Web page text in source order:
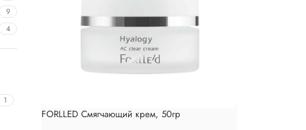
9
4
1
FORLLED Смягчающий крем, 50гр